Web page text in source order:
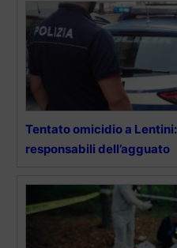
Tentato omicidio a
responsabili dell’agguato